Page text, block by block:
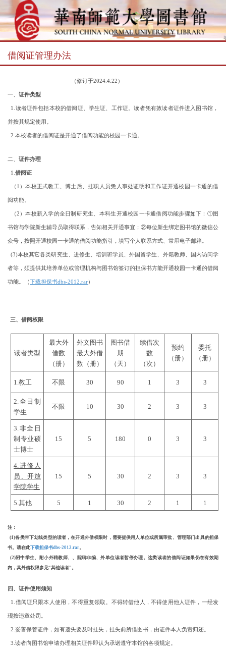
借阅证管理办法
（修订于2024.4.22）
一、 证件类型
1.读者证件包括本校的借阅证、学生证、工作证。读者凭有效读者证件进入图书馆，
并按其规定使用。
2.本校读者的借阅证是开通了借阅功能的校园一卡通。
二、 证件办理
1. 借阅证
（1）本校正式教工、博士后、挂职人员凭人事处证明和工作证开通校园一卡通的借
阅功能。
（2）本校新入学的全日制研究生、本科生开通校园一卡通借阅功能步骤如下：①图
书馆与学院新生辅导员取得联系，告知相关开通事宜；②每位新生绑定图书馆的微信公
众号，按照开通校园一卡通的借阅功能指引，填写个人联系方式、常用电子邮箱。
(3)本校其它各类研究生、进修生、培训班学员、外国留学生、外籍教师、国内访问学
者等，须提供其培养单位或管理机构与图书馆签订的担保书方能开通校园一卡通的借阅
功能。（下载担保书dbs-2012.rar）
三、借阅权限
读者类型
最大外
借数
（册）
外文图书
最大外借
数（册）
图书借
期
（天）
续借次
数
（次）
预约
（册）
委托
（册）
1.教工 不限 30 90 1 3 3
2.全日制
学生
不限 10 30 2 3 3
3.非全日
制专业硕
士博士
15 5 180 0 3 3
4.进修人
员、开放
学院学生
15 5 30 2 3 3
5.其他 5 1 30 2 1 1
注：
(1)各类带下划线类型的读者，在开通外借权限时，需要提供用人单位或所属审批、管理部门出具的担保
书。请在此下载担保书dbs-2012.rar。
(2)附中学生、附小外聘教师、 、院聘非编、外单位读者暂停办理。这类读者的借阅证如果仍在有效期
内，其外借权限参见“其他读者”。
四、证件使用须知
1.借阅证只限本人使用，不得重复领取。不得转借他人，不得使用他人证件，一经发
现按违章处罚。
2.妥善保管证件，如有遗失要及时挂失，挂失前所借图书，由证件本人负责归还。
3.读者向图书馆申请办理相关证件即认为承诺遵守本馆的各项规定。